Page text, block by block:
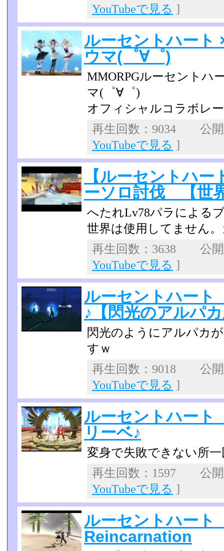
YouTubeで見る ]
ルーセントハート
ウマ(゜∀゜)
MMORPGルーセントハ
マ(゜∀゜)
オフィシャルコラボレ
再生回数：9034 公
YouTubeで見る ]
【ルーセントハ
ーソロ討伐 【世
へたれLv78パラによる
世界は使用してません
再生回数：3638 公
YouTubeで見る ]
ルーセントハー
♪【閃光のアルパ
閃光のようにアルパカ
すｗ
再生回数：9018 公
YouTubeで見る ]
ルーセントハー
リーベ♪
変身で失敗できない所
再生回数：1597 公
YouTubeで見る ]
ルーセントハー
Reincarnation